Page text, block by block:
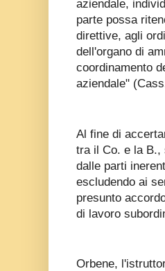
aziendale,
parte possa
direttive, agli
dell'organo di
coordinamento
aziendale"
Al fine di
tra il Co. e la B.,
dalle parti
escludendo ai
presunto
di lavoro
Orbene,